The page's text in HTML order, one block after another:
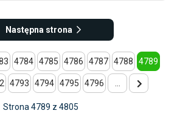
Następna strona
4784 4785 4786 4787 4788 4789
4793 4794 4795 4796
Strona 4789 z 4805